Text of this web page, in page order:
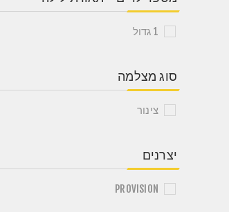
1 גדול
סוג מצלמה
צינור
יצרנים
PROVISION